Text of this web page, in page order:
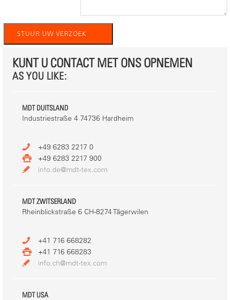
KUNT U CONTACT MET ONS OPNEMEN
AS YOU LIKE:
MDT DUITSLAND
Industriestraße 4 74736 Hardheim
+49 6283 2217 0
+49 6283 2217 900
info.de@mdt-tex.com
MDT ZWITSERLAND
Rheinblickstraße 6 CH-8274 Tägerwilen
+41 716 668282
+41 716 668283
info.ch@mdt-tex.com
MDT USA